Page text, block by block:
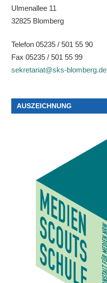
Ulmenallee 11
32825 Blomberg
Telefon 05235 / 501 55 90
Fax 05235 / 501 55 99
sekretariat@sks-blomberg.de
AUSZEICHNUNG